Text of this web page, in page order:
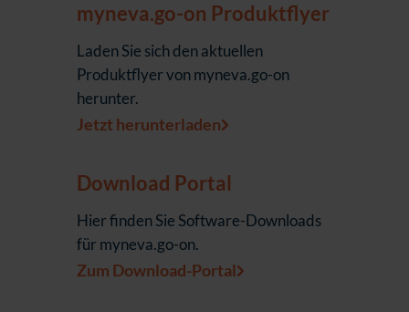
myneva.go-on Produktflyer
Laden Sie sich den aktuellen
Produktflyer von myneva.go-on
herunter.
Jetzt herunterladen
Download Portal
Hier finden Sie Software-Downloads
für myneva.go-on.
Zum Download-Portal